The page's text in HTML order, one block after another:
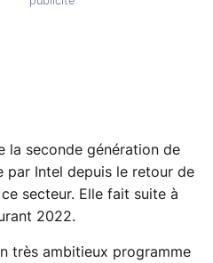
la seconde génération de
par Intel depuis le retour de
secteur. Elle fait suite à
2022.
très ambitieux programme